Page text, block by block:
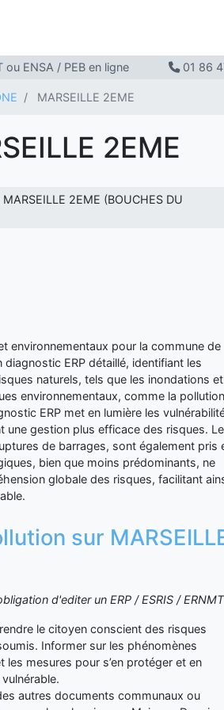
ou ENSA / PEB en ligne 01 86
MARSEILLE 2EME
2EME
2EME (BOUCHES DU
environnementaux pour la commune de
ERP détaillé, identifiant les
naturels, tels que les inondations et
environnementaux, comme la pollution
ERP met en lumière les
gestion plus efficace des risques.
de barrages, sont également pris
bien que moins prédominants, ne
globale des risques, facilitant
sur
d'editer un ERP / ESRIS / ERNMT
le citoyen conscient des risques
Informer sur les phénomènes
mesures pour s’en protéger et en
autres documents communaux ou